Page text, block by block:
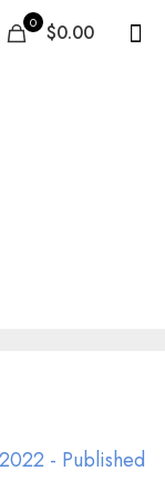
0 $0.00
- Published